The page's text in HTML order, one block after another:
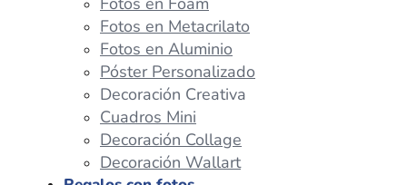
Fotos en Metacrilato
Fotos en Aluminio
Póster Personalizado
Decoración Creativa
Cuadros Mini
Decoración Collage
Decoración Wallart